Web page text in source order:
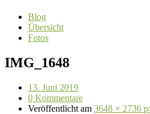
Blog
Übersicht
Fotos
IMG_1648
13. Juni 2019
0 Kommentare
Veröffentlicht am 3648 × 2736